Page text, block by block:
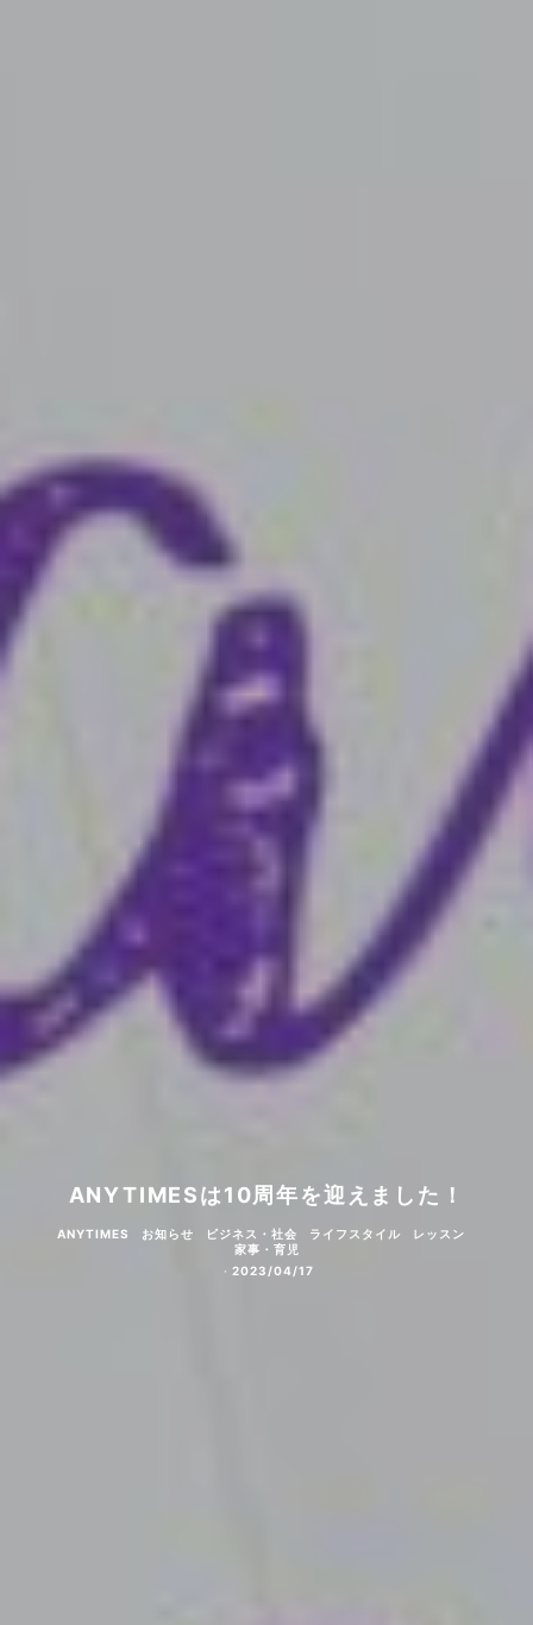
ANYTIMESは10周年を迎えました！
ANYTIMES お知らせ ビジネス・社会 ライフスタイル
レッスン
家事・育児
· 2023/04/17